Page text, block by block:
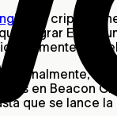
") una
migrar
la
Finalmente, la
en Beacon
que se lance la